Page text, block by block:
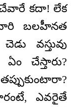
కదా! లేక
బలహీనత
వస్తువు
ఏం చేస్తారు?
ఎవరైతే